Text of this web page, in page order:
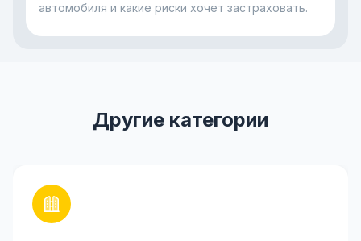
автомобиля и какие риски хочет застраховать.
Другие категории